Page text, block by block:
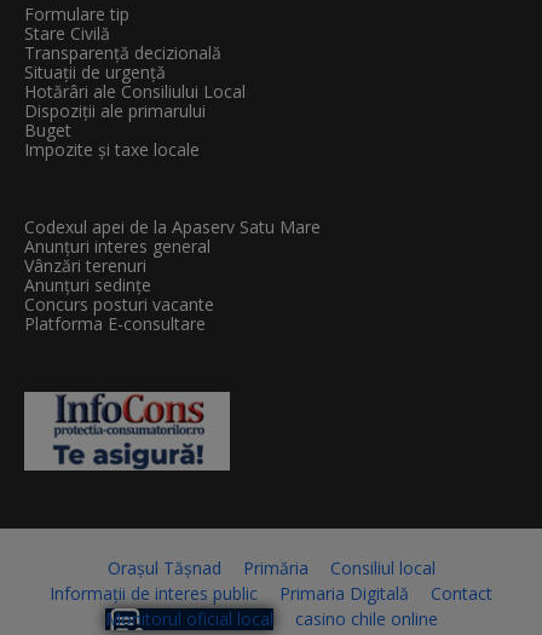
Formulare tip
Stare Civilă
Transparenţă decizională
Situații de urgență
Hotărâri ale Consiliului Local
Dispoziții ale primarului
Buget
Impozite și taxe locale
Codexul apei de la Apaserv Satu Mare
Anunțuri interes general
Vânzări terenuri
Anunțuri sedințe
Concurs posturi vacante
Platforma E-consultare
Orașul Tășnad Primăria
Consiliul local
Informații de interes public
Primaria Digitală
Contact
Monitorul oficial local
casino chile online